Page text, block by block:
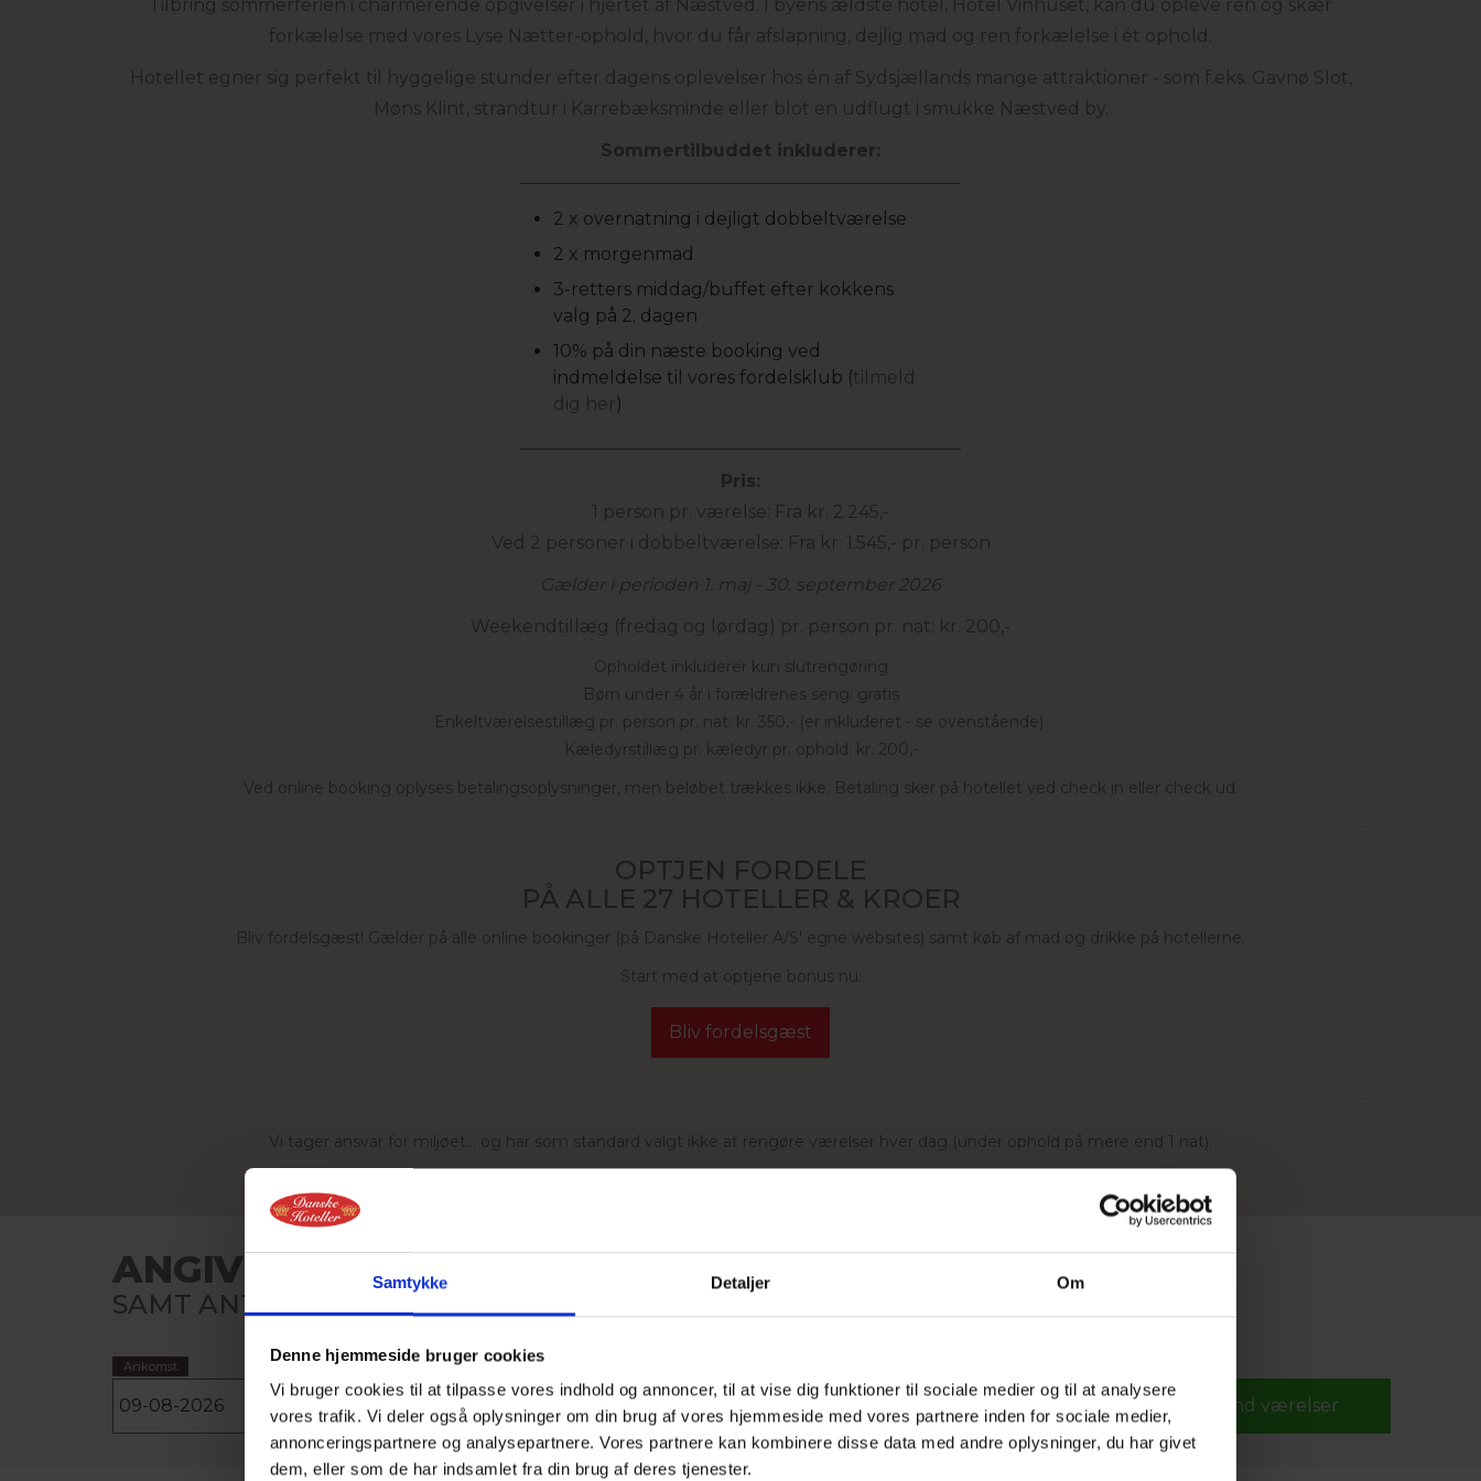
Samtykke Detaljer Om
Denne hjemmeside bruger cookies
Vi bruger cookies til at tilpasse vores indhold og annoncer, til at vise dig funktioner til sociale medier og til at analysere
vores trafik. Vi deler også oplysninger om din brug af vores hjemmeside med vores partnere inden for sociale medier,
annonceringspartnere og analysepartnere. Vores partnere kan kombinere disse data med andre oplysninger, du har givet
dem, eller som de har indsamlet fra din brug af deres tjenester.
Tilbring sommerferien i charmerende opgivelser i hjertet af Næstved. I byens ældste hotel, Hotel Vinhuset, kan du opleve ren og skær
forkælelse med vores Lyse Nætter-ophold, hvor du får afslapning, dejlig mad og ren forkælelse i ét ophold.
Hotellet egner sig perfekt til hyggelige stunder efter dagens oplevelser hos én af Sydsjællands mange attraktioner - som f.eks. Gavnø Slot,
Møns Klint, strandtur i Karrebæksminde eller blot en udflugt i smukke Næstved by.
Sommertilbuddet inkluderer:
2 x overnatning i dejligt dobbeltværelse
2 x morgenmad
3-retters middag/buffet efter kokkens
valg på 2. dagen
10% på din næste booking ved
indmeldelse til vores fordelsklub (tilmeld
dig her)
Pris:
1 person pr. værelse: Fra kr. 2.245,-
Ved 2 personer i dobbeltværelse: Fra kr. 1.545,- pr. person
Gælder i perioden 1. maj - 30. september 2026
Weekendtillæg (fredag og lørdag) pr. person pr. nat: kr. 200,-
Opholdet inkluderer kun slutrengøring
Børn under 4 år i forældrenes seng: gratis
Enkeltværelsestillæg pr. person pr. nat: kr. 350,- (er inkluderet - se ovenstående)
Kæledyrstillæg pr. kæledyr pr. ophold: kr. 200,-
Ved online booking oplyses betalingsoplysninger, men beløbet trækkes ikke. Betaling sker på hotellet ved check in eller check ud.
OPTJEN FORDELE
PÅ ALLE 27 HOTELLER & KROER
Bliv fordelsgæst! Gælder på alle online bookinger (på Danske Hoteller A/S' egne websites) samt køb af mad og drikke på hotellerne.
Start med at optjene bonus nu:
Bliv fordelsgæst
Vi tager ansvar for miljøet... og har som standard valgt ikke at rengøre værelser hver dag (under ophold på mere end 1 nat).
ANGIV ANKOMST- OG AFREJSE DATO
SAMT ANTAL PERSONER OG EVT. RABATKODE
Ankomst Afrejse
1 værelse, 2 voksne